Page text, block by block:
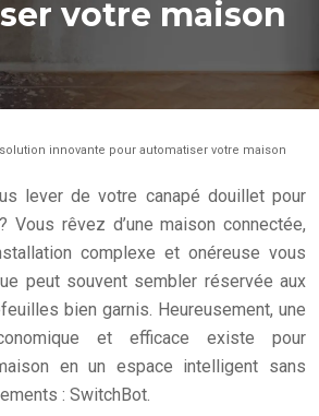
votre maison
innovante pour automatiser votre maison
lever de votre canapé douillet pour
Vous rêvez d’une maison connectée,
complexe et onéreuse vous
peut souvent sembler réservée aux
bien garnis. Heureusement, une
et efficace existe pour
en un espace intelligent sans
: SwitchBot.